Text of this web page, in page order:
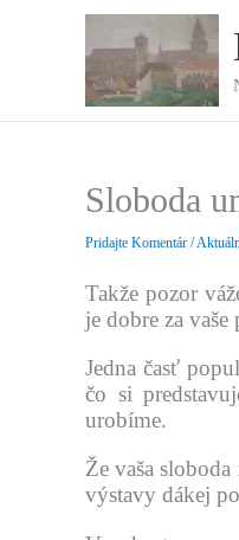
Sloboda
Pridajte Komentár /
Takže pozor
je dobre za
Jedna časť
čo si
urobíme.
Že vaša
výstavy dákej